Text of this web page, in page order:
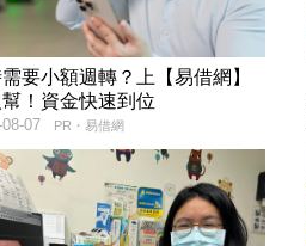
要小額週轉？上【易借網】
！資金快速到位
PR・易借網
07